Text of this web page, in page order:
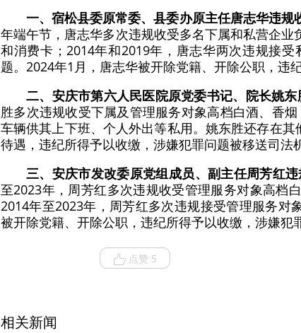
一、宿松县委原常委、县委办原主任唐志华违规
年端午节，唐志华多次违规收受多名下属和私营企
和消费卡；2014年和2019年，唐志华两次违规接
题。2024年1月，唐志华被开除党籍、开除公职，违
二、安庆市第六人民医院原党委书记、院长姚
胜多次违规收受下属及管理服务对象高档白酒、香
车辆供其上下班、个人外出等私用。姚东胜还存在
待遇，违纪所得予以收缴，涉嫌犯罪问题被移送司法
三、安庆市发改委原党组成员、副主任周芳红
至2023年，周芳红多次违规收受管理服务对象高档
2014年至2023年，周芳红多次违规接受管理服务对
被开除党籍、开除公职，违纪所得予以收缴，涉嫌犯
点赞 5
相关新闻